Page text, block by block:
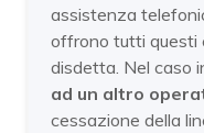
assistenza
offrono tutti questi
disdetta. Nel caso
ad un altro
cessazione della